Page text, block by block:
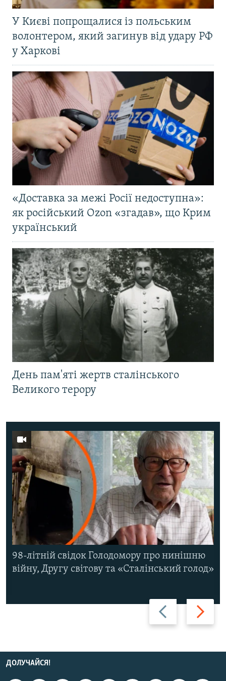
У Києві попрощалися із польським
волонтером, який загинув від удару РФ
у Харкові
«Доставка за межі Росії недоступна»:
як російський Ozon «згадав», що Крим
український
День пам'яті жертв сталінського
Великого терору
Назад Вперед
98-літній свідок Голодомору про нинішню
війну, Другу світову та «Сталінський голод»
ДОЛУЧАЙСЯ!